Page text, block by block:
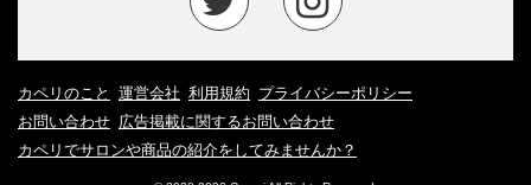
カペリのこと 運営会社 利用規約 プライバシーポリシー
お問い合わせ 広告掲載に関するお問い合わせ
カペリでサロンや商品の紹介をしてみませんか？